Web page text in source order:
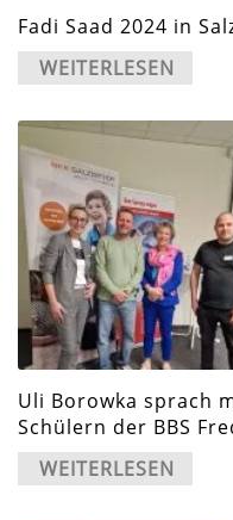
Fadi Saad 2024 in
WEITERLESEN
Uli Borowka sprach
Schülern der BBS
WEITERLESEN